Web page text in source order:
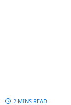
2 MINS READ